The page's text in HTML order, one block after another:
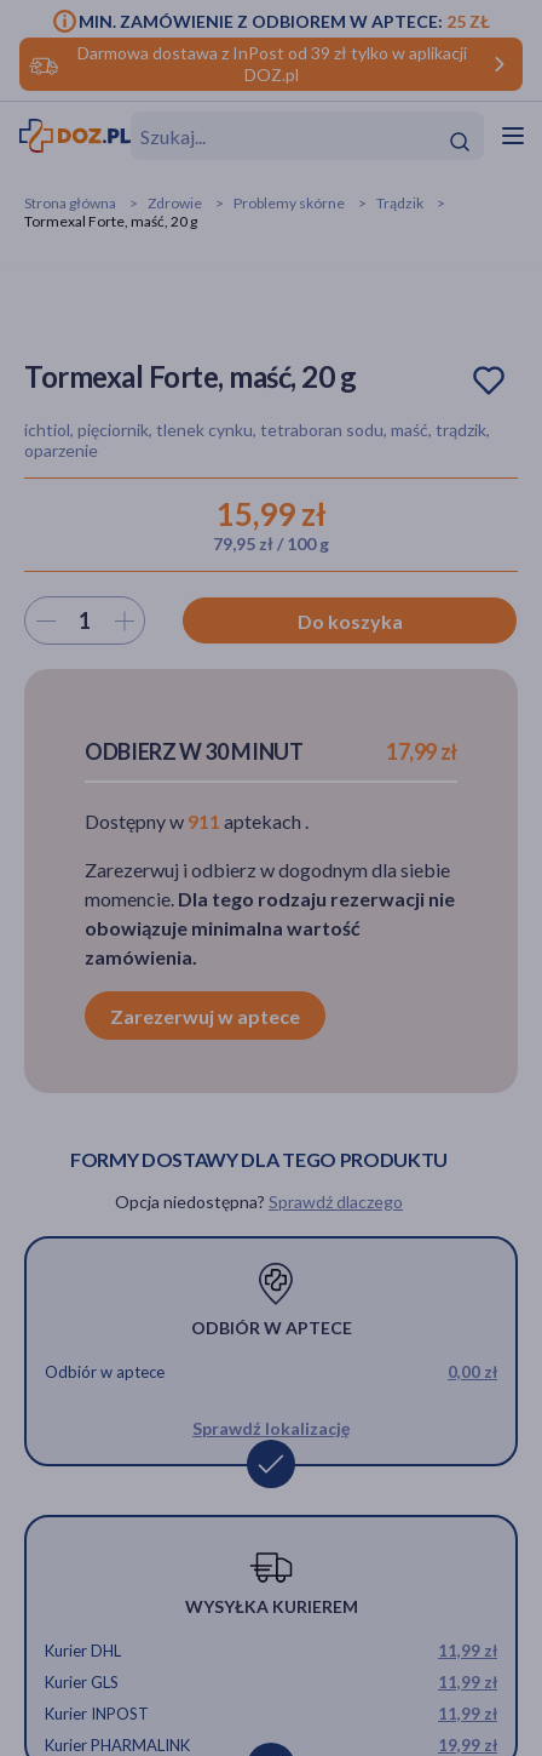
Darmowa dostawa z InPost od 39 zł tylko w aplikacji
DOZ.pl
MIN. ZAMÓWIENIE Z ODBIOREM W APTECE: 25 ZŁ
Strona główna Zdrowie Problemy skórne
Trądzik
Tormexal Forte, maść, 20 g
Tormexal Forte, maść, 20 g
ichtiol, pięciornik, tlenek cynku, tetraboran sodu, maść, trądzik,
oparzenie
15,99 zł
79,95 zł / 100 g
Wybierz ilość Do koszyka
ODBIERZ W 30 MINUT 17,99 zł
Dostępny w 911 aptekach .
Zarezerwuj i odbierz w dogodnym dla siebie
momencie. Dla tego rodzaju rezerwacji nie
obowiązuje minimalna wartość
zamówienia.
Zarezerwuj w aptece
FORMY DOSTAWY DLA TEGO PRODUKTU
Opcja niedostępna? Sprawdź dlaczego
ODBIÓR W APTECE
Odbiór w aptece 0,00 zł
Sprawdź lokalizację
WYSYŁKA KURIEREM
Kurier DHL
11,99 zł
Kurier GLS
11,99 zł
Kurier INPOST
11,99 zł
Kurier PHARMALINK
19,99 zł